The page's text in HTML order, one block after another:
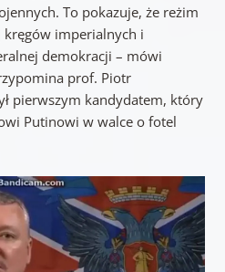
To pokazuje, że reżim
kręgów imperialnych i
demokracji – mówi
prof. Piotr
pierwszym kandydatem, który
Putinowi w walce o fotel